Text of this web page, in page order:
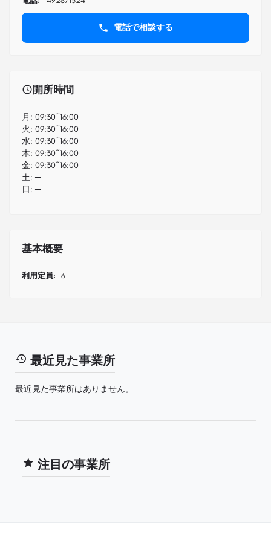
電話で相談する
開所時間
月: 09:30~16:00
火: 09:30~16:00
水: 09:30~16:00
木: 09:30~16:00
金: 09:30~16:00
土: ─
日: ─
基本概要
利用定員: 6
最近見た事業所
最近見た事業所はありません。
注目の事業所